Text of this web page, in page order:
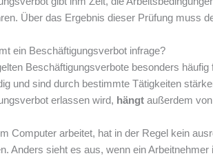
Über das Ergebnis dieser Prüfung muss
ein Beschäftigungsverbot infrage?
Beschäftigungsverbote besonders
und sind durch bestimmte Tätigkeiten
erlassen wird, hängt außerdem
Computer arbeitet, hat in der Regel kein
Anders sieht es aus, wenn ein